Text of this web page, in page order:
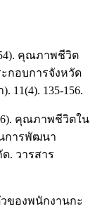
คุณภาพชีวิต
กอบการจังหวัด
135-156.
คุณภาพชีวิตใน
การพัฒนา
. วารสาร
ของพนักงานกะ